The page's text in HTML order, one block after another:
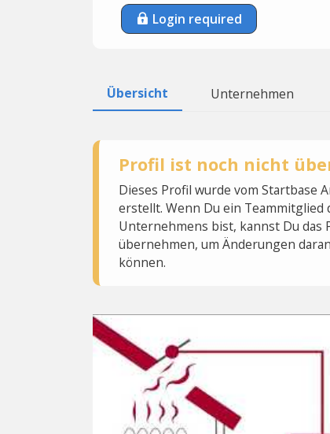
Login required
Übersicht Unternehmen
Profil ist noch nicht
Dieses Profil wurde vom Startbase
erstellt. Wenn Du ein Teammitglied
Unternehmens bist, kannst Du das
übernehmen, um Änderungen
können.